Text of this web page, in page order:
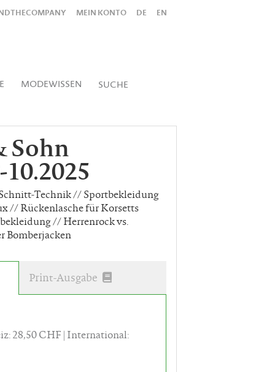
MEIN KONTO DE EN
MODEWISSEN SUCHE
Alles Shop SUCHEN
Sohn
Technik // Sportbekleidung
// Rückenlasche für Korsetts
// Herrenrock vs.
Bomberjacken
Print-Ausgabe
28,50 CHF International: